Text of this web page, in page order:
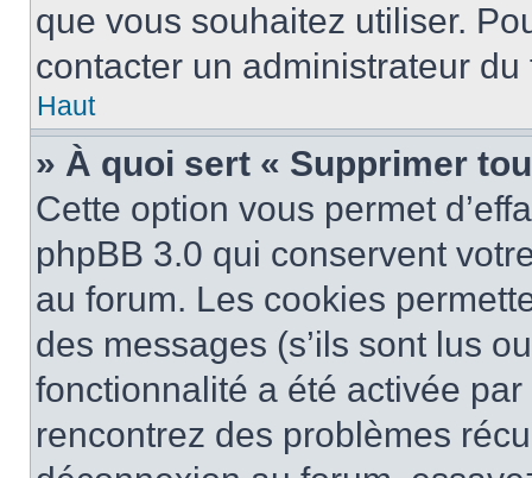
que vous souhaitez utiliser.
contacter un administrateur du
Haut
» À quoi sert « Supprimer
Cette option vous permet
phpBB 3.0 qui conservent
au forum. Les cookies
des messages (s’ils sont lus
fonctionnalité a été activée
rencontrez des problèmes